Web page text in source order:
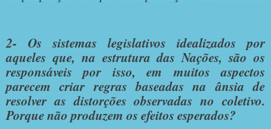
2- Os sistemas legislativos idealizados por
aqueles que, na estrutura das Nações, são os
responsáveis por isso, em muitos aspectos
parecem criar regras baseadas na ânsia de
resolver as distorções observadas no coletivo.
Porque não produzem os efeitos esperados?